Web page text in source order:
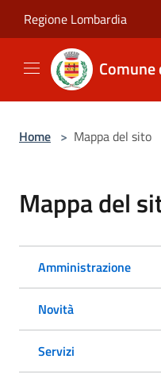
Regione Lombardia
Home > Mappa del sito
Mappa del
Amministrazione
Novità
Servizi